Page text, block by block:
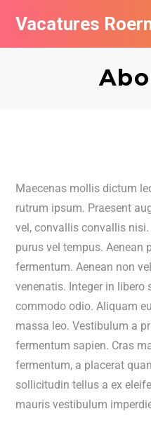
Vacatures
Maecenas mollis dictum
rutrum ipsum. Praesent
vel, convallis convallis
purus vel tempus. Aenean
fermentum. Aenean non
venenatis. Integer in libero
commodo odio. Aliquam
massa leo. Vestibulum a
fermentum sapien. Cras
fermentum, a placerat
sollicitudin tellus a ex
mauris vestibulum
Vacatures per bedrijf in
De populairste vacatures